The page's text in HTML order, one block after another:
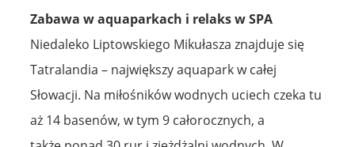
Zabawa w aquaparkach i relaks w SPA
Niedaleko Liptowskiego Mikułasza znajduje się
Tatralandia – największy aquapark w całej
Słowacji. Na miłośników wodnych uciech czeka tu
aż 14 basenów, w tym 9 całorocznych, a